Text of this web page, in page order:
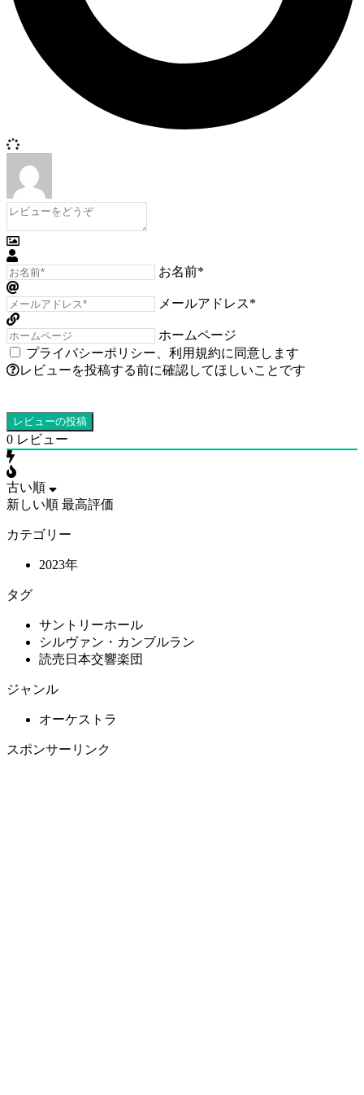
お名前*
メールアドレス*
ホームページ
プライバシーポリシー
利用規約に同意します
レビューを投稿する前に確認してほしいことです
0 レビュー
古い順
新しい順 最高評価
カテゴリー
2023年
タグ
サントリーホール
シルヴァン・カンブルラン
読売日本交響楽団
ジャンル
オーケストラ
スポンサーリンク